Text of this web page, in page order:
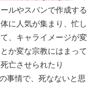
ルやスパンで作成する
に人気が集まり、忙し
、キャライメージが変
か変な宗教にはまって
亡させられたり
事情で、死なないと思